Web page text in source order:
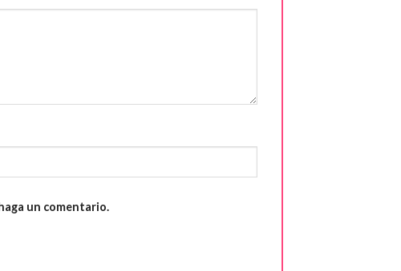
un comentario.